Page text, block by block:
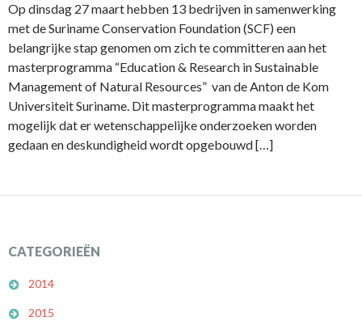
Op dinsdag 27 maart hebben 13 bedrijven in samenwerking
met de Suriname Conservation Foundation (SCF) een
belangrijke stap genomen om zich te committeren aan het
masterprogramma “Education & Research in Sustainable
Management of Natural Resources” van de Anton de Kom
Universiteit Suriname. Dit masterprogramma maakt het
mogelijk dat er wetenschappelijke onderzoeken worden
gedaan en deskundigheid wordt opgebouwd […]
CATEGORIEËN
2014
2015